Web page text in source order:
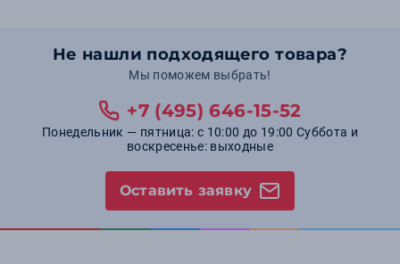
Не нашли подходящего товара?
Мы поможем выбрать!
+7 (495) 646-15-52
Понедельник — пятница: с 10:00 до 19:00 Суббота и
воскресенье: выходные
Оставить заявку